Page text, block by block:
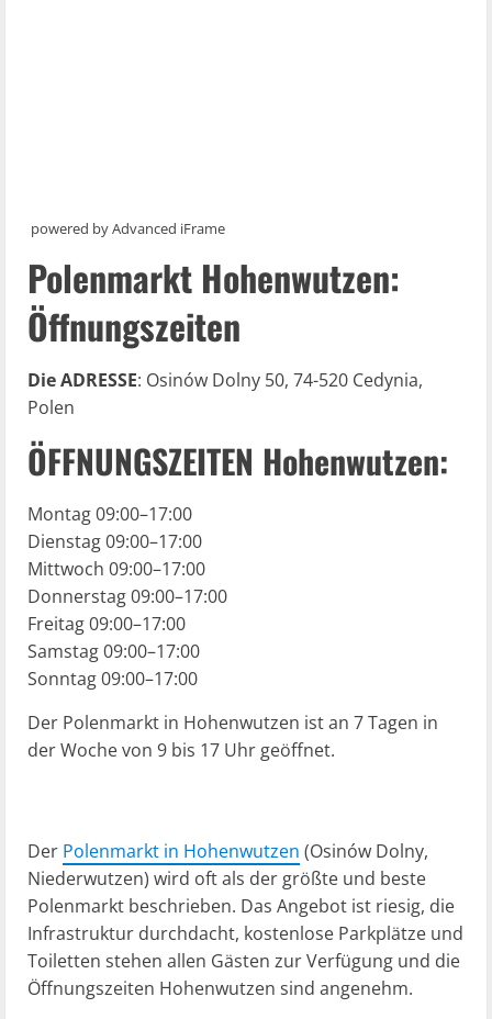
powered by Advanced iFrame
Polenmarkt Hohenwutzen:
Öffnungszeiten
Die ADRESSE: Osinów Dolny 50, 74-520 Cedynia,
Polen
ÖFFNUNGSZEITEN Hohenwutzen:
Montag 09:00–17:00
Dienstag 09:00–17:00
Mittwoch 09:00–17:00
Donnerstag 09:00–17:00
Freitag 09:00–17:00
Samstag 09:00–17:00
Sonntag 09:00–17:00
Der Polenmarkt in Hohenwutzen ist an 7 Tagen in
der Woche von 9 bis 17 Uhr geöffnet.
Der Polenmarkt in Hohenwutzen (Osinów Dolny,
Niederwutzen) wird oft als der größte und beste
Polenmarkt beschrieben. Das Angebot ist riesig, die
Infrastruktur durchdacht, kostenlose Parkplätze und
Toiletten stehen allen Gästen zur Verfügung und die
Öffnungszeiten Hohenwutzen sind angenehm.